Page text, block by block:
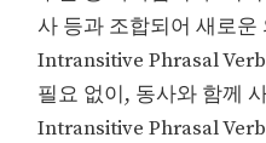
사 등과 조합되어 새로운
Intransitive Phrasal
필요 없이, 동사와 함께
Intransitive Phrasal